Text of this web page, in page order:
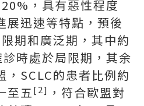
，具有惡性程度
展迅速等特點，預後
期和廣泛期，其中約
時處於局限期，其余
，SCLC的患者比例約
至五[2] ，符合歐盟對